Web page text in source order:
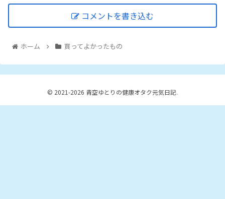
コメントを書き込む
ホーム 買ってよかったもの
© 2021-2026 青空ゆとりの健康オタク元気日記.